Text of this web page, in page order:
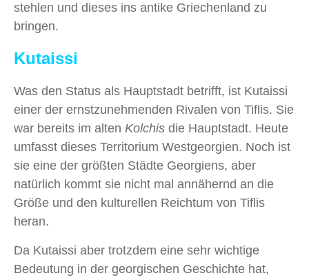
stehlen und dieses ins antike Griechenland zu
bringen.
Kutaissi
Was den Status als Hauptstadt betrifft, ist Kutaissi
einer der ernstzunehmenden Rivalen von Tiflis. Sie
war bereits im alten Kolchis die Hauptstadt. Heute
umfasst dieses Territorium Westgeorgien. Noch ist
sie eine der größten Städte Georgiens, aber
natürlich kommt sie nicht mal annähernd an die
Größe und den kulturellen Reichtum von Tiflis
heran.
Da Kutaissi aber trotzdem eine sehr wichtige
Bedeutung in der georgischen Geschichte hat,